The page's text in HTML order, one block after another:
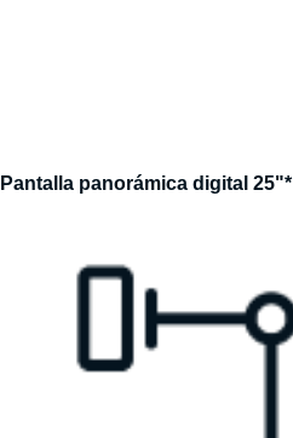
Pantalla panorámica digital 25"*